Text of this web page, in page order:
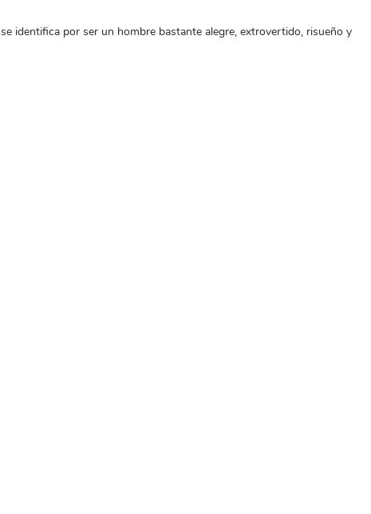
identifica por ser un hombre bastante alegre, extrovertido, risueño y